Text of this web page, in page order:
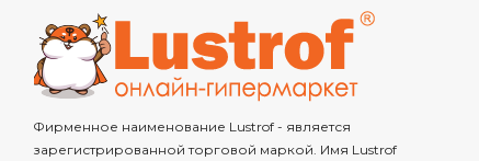
Фирменное наименование Lustrof - является
зарегистрированной торговой маркой. Имя Lustrof